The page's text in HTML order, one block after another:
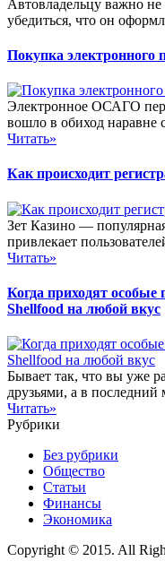
Автовладельцу важно
убедиться, что он
Покупка электронного
Электронное ОСАГО
вошло в обиход наравне
Читать»
Как происходит
Зет Казино —
привлекает
Читать»
Когда приходят
Shellfood на любой вкус
Бывает так, что вы уже
друзьями, а в
Читать»
Рубрики
Без рубрики
Общество
Статьи
Финансы
Экономика
Copyright © 2015. All